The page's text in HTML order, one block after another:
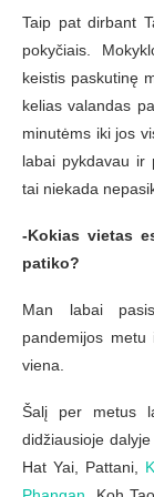
Taip pat dirbant
pokyčiais.
keistis paskutinę
kelias valandas
minutėms iki jos
labai pykdavau ir
tai niekada
-Kokias vietas
patiko?
Man labai
pandemijos
viena.
Šalį per metus
didžiausioje
Hat Yai, Pattani,